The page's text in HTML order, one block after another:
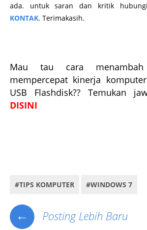
ada. untuk saran dan kritik
KONTAK. Terimakasih.
Mau tau cara
mempercepat kinerja
USB Flashdisk?? Temukan
DISINI
#TIPS KOMPUTER #WINDOWS 7
←
Posting Lebih Baru